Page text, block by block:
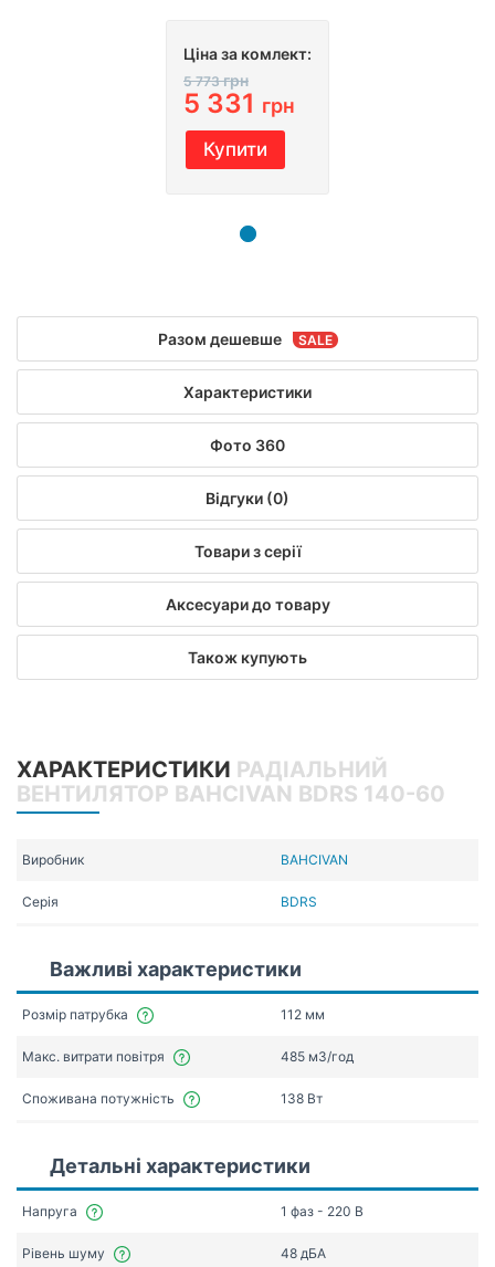
Ціна за комлект:
5 773грн
5 331 грн
Купити
Разом дешевше
Характеристики
Фото 360
Відгуки (0)
Товари з серії
Аксесуари до товару
Також купують
ХАРАКТЕРИСТИКИ РАДІАЛЬНИЙ
ВЕНТИЛЯТОР BAHCIVAN BDRS 140-60
Виробник BAHCIVAN
Серія BDRS
Важливі характеристики
Розмір патрубка 112 мм
Макс. витрати повітря 485 мЗ/год
Споживана потужність 138 Вт
Детальні характеристики
Напруга 1 фаз - 220 В
Рівень шуму 48 дБА